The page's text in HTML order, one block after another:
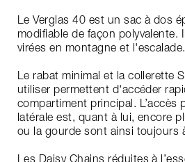
Le Verglas 40 est un sac à dos
modifiable de façon polyvalente.
virées en montagne et l'escalade.
Le rabat minimal et la collerette
utiliser permettent d'accéder
compartiment principal. L’accès
latérale est, quant à lui, encore
ou la gourde sont ainsi toujours
Les Daisy Chains réduites à